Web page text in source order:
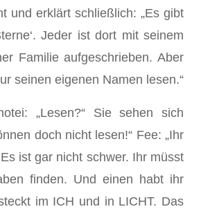
und erklärt schließlich: „Es gibt
Jeder ist dort mit seinem
Familie aufgeschrieben. Aber
seinen eigenen Namen lesen.“
„Lesen?“ Sie sehen sich
doch nicht lesen!“ Fee: „Ihr
ist gar nicht schwer. Ihr müsst
finden. Und einen habt ihr
im ICH und in LICHT. Das